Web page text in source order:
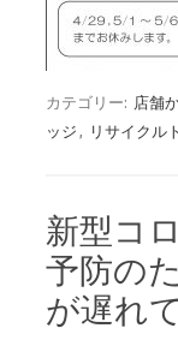
カテゴリー: 店舗
ッジ , リサイクル
新型コ
予防の
が遅れ